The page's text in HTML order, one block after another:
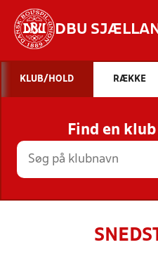
DBU
STILLINGER,
KLUB/HOLD RÆKKE
Find en